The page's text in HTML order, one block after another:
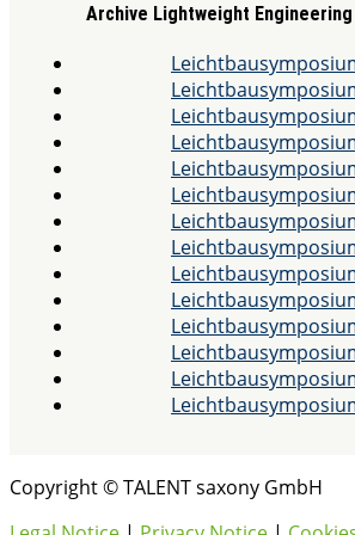
Archive Lightweight Engineering
Copyright © TALENT saxony GmbH